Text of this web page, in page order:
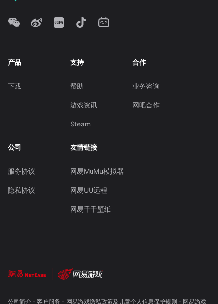
产品
下载
支持
帮助
游戏资讯
Steam
合作
业务咨询
网吧合作
公司
服务协议
隐私协议
友情链接
网易MuMu模拟器
网易UU远程
网易千千壁纸
公司简介- 客户服务 - 网易游戏隐私政策及儿童个人信息保护规则 - 网易游戏